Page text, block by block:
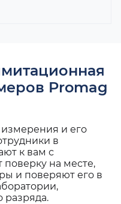
Promag
измерения и его
в
к вам с
на месте,
и поверяют его в
разряда.